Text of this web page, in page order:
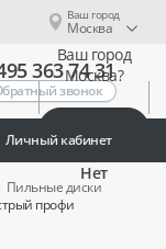
Ваш город
Москва
Ваш город
Москва?
Нет
363 74 31
звонок
Личный кабинет
Пильные диски
профи